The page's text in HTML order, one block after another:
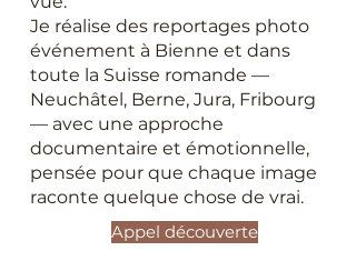
Je réalise des reportages photo
événement à Bienne et dans
toute la Suisse romande —
Neuchâtel, Berne, Jura, Fribourg
— avec une approche
documentaire et émotionnelle,
pensée pour que chaque image
raconte quelque chose de vrai.
Appel découverte